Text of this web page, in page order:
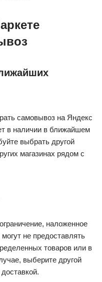
самовывоз на Яндекс
в наличии в ближайшем
выбрать другой
магазинах рядом с
наложенное
не предоставлять
товаров или в
выберите другой